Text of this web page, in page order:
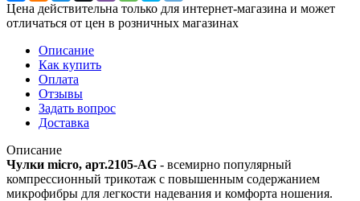
Цена действительна только для интернет-магазина и может
отличаться от цен в розничных магазинах
Описание
Как купить
Оплата
Отзывы
Задать вопрос
Доставка
Описание
Чулки micro, арт.2105-AG - всемирно популярный
компрессионный трикотаж с повышенным содержанием
микрофибры для легкости надевания и комфорта ношения.